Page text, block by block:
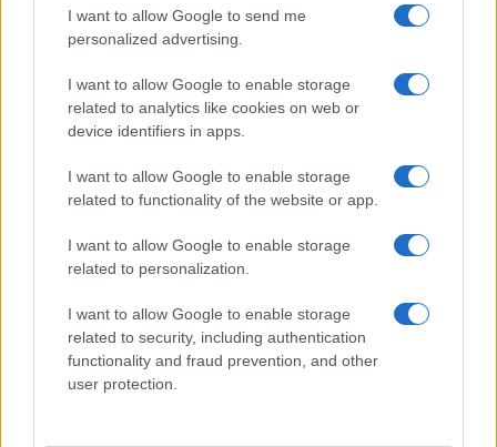
I want to allow Google to send me
personalized advertising.
I want to allow Google to enable storage
related to analytics like cookies on web or
device identifiers in apps.
I want to allow Google to enable storage
related to functionality of the website or app.
I want to allow Google to enable storage
related to personalization.
I want to allow Google to enable storage
related to security, including authentication
functionality and fraud prevention, and other
user protection.
Ταϊλάνδη: Νεκροί και τραυματίες από
πυροβολισμούς σε λύκειο
7/08/2026 - 9:32πμ
ΚΟΣΜΟΣ